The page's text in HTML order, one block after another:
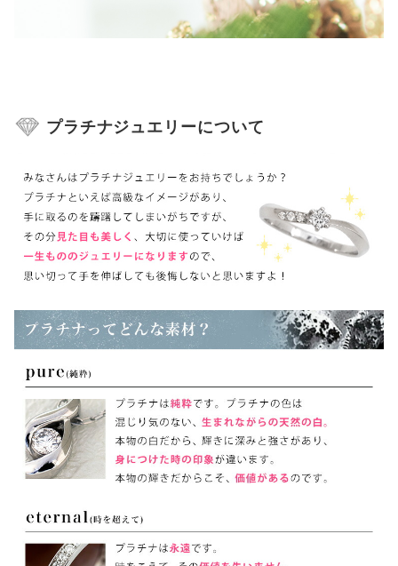
プラチナジュエリーについて